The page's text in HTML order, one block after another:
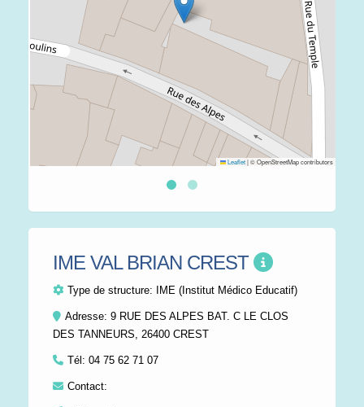
Leaflet|© OpenStreetMap contributors
IME VAL BRIAN CREST
Type de structure: IME (Institut Médico Educatif)
Adresse: 9 RUE DES ALPES BAT. C LE CLOS
DES TANNEURS, 26400 CREST
Tél: 04 75 62 71 07
Contact: